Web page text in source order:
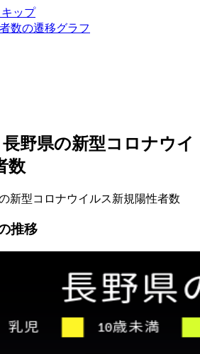
ップ
数の遷移グラフ
長野県の新型コロナウイ
数
新型コロナウイルス新規陽性者数
推移